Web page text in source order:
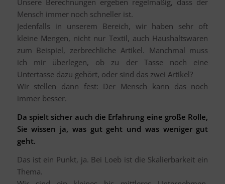
Unsere Berechnungen ergeben regelmäßig, dass der
Mensch immer noch schneller ist.
Jedenfalls in unserem Bereich, wir haben sehr oft
kleine Mengen, nicht nur Textil, auch Haushaltswaren
zum Beispiel, zerbrechliche Artikel. Manchmal muss
ich mir überlegen, ob zu der Tasse noch eine
Untertasse dazu gehört, oder sind das zwei Artikel?
Wir stellen dann fest: Der Mensch kann das noch
immer besser.
Da spielt sicher auch die Erfahrung eine große Rolle,
Sie wissen ja, was gut geht und was weniger gut
geht.
Das ist ein Punkt, ja. Bei Loeb ist die Skalierbarkeit ein
Thema.